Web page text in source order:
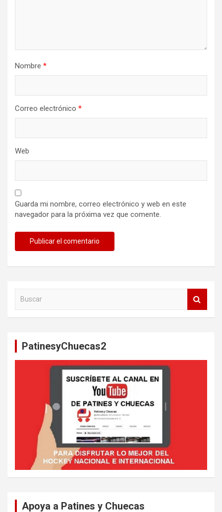
Nombre *
Correo electrónico *
Web
Guarda mi nombre, correo electrónico y web en este
navegador para la próxima vez que comente.
PatinesyChuecas2
Apoya a Patines y Chuecas